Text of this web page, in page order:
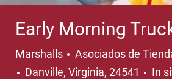
Early Morning
Marshalls Categoría
Asociados de
Ubicación
Danville, Virginia, 24541 In